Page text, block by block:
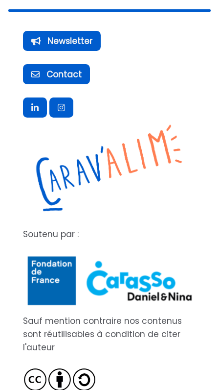
Newsletter
Contact
Soutenu par :
Sauf mention contraire nos contenus
sont réutilisables à condition de citer
l'auteur